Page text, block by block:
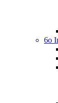
6o